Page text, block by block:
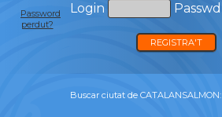
Login Passwd
Password
perdut?
REGISTRA'T
Buscar ciutat de CATALANSALMON: